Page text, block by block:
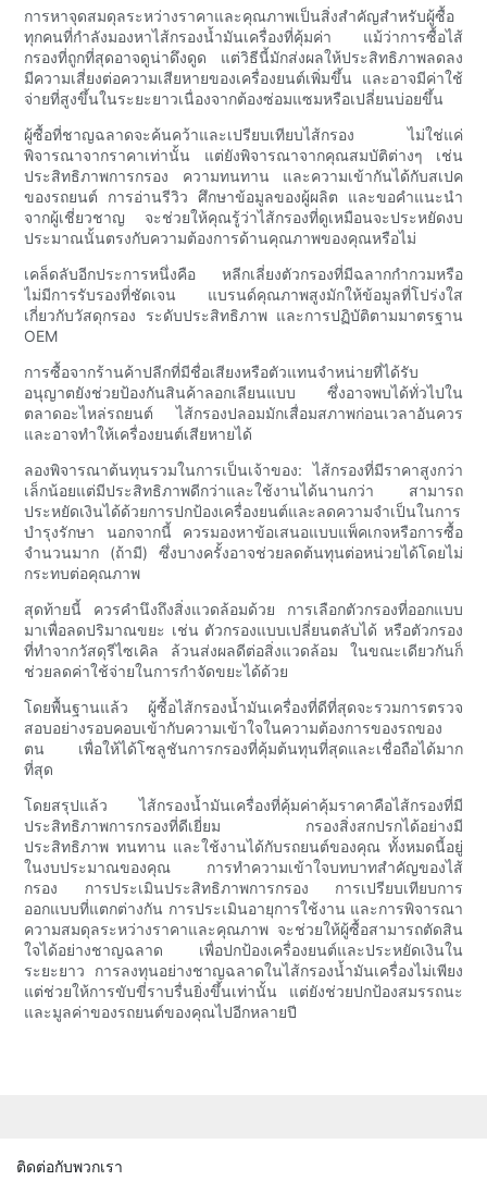
การหาจุดสมดุลระหว่างราคาและคุณภาพเป็นสิ่งสำคัญสำหรับผู้ซื้อ
ทุกคนที่กำลังมองหาไส้กรองน้ำมันเครื่องที่คุ้มค่า แม้ว่าการซื้อไส้
กรองที่ถูกที่สุดอาจดูน่าดึงดูด แต่วิธีนี้มักส่งผลให้ประสิทธิภาพลดลง
มีความเสี่ยงต่อความเสียหายของเครื่องยนต์เพิ่มขึ้น และอาจมีค่าใช้
จ่ายที่สูงขึ้นในระยะยาวเนื่องจากต้องซ่อมแซมหรือเปลี่ยนบ่อยขึ้น
ผู้ซื้อที่ชาญฉลาดจะค้นคว้าและเปรียบเทียบไส้กรอง ไม่ใช่แค่
พิจารณาจากราคาเท่านั้น แต่ยังพิจารณาจากคุณสมบัติต่างๆ เช่น
ประสิทธิภาพการกรอง ความทนทาน และความเข้ากันได้กับสเปค
ของรถยนต์ การอ่านรีวิว ศึกษาข้อมูลของผู้ผลิต และขอคำแนะนำ
จากผู้เชี่ยวชาญ จะช่วยให้คุณรู้ว่าไส้กรองที่ดูเหมือนจะประหยัดงบ
ประมาณนั้นตรงกับความต้องการด้านคุณภาพของคุณหรือไม่
เคล็ดลับอีกประการหนึ่งคือ หลีกเลี่ยงตัวกรองที่มีฉลากกำกวมหรือ
ไม่มีการรับรองที่ชัดเจน แบรนด์คุณภาพสูงมักให้ข้อมูลที่โปร่งใส
เกี่ยวกับวัสดุกรอง ระดับประสิทธิภาพ และการปฏิบัติตามมาตรฐาน
OEM
การซื้อจากร้านค้าปลีกที่มีชื่อเสียงหรือตัวแทนจำหน่ายที่ได้รับ
อนุญาตยังช่วยป้องกันสินค้าลอกเลียนแบบ ซึ่งอาจพบได้ทั่วไปใน
ตลาดอะไหล่รถยนต์ ไส้กรองปลอมมักเสื่อมสภาพก่อนเวลาอันควร
และอาจทำให้เครื่องยนต์เสียหายได้
ลองพิจารณาต้นทุนรวมในการเป็นเจ้าของ: ไส้กรองที่มีราคาสูงกว่า
เล็กน้อยแต่มีประสิทธิภาพดีกว่าและใช้งานได้นานกว่า สามารถ
ประหยัดเงินได้ด้วยการปกป้องเครื่องยนต์และลดความจำเป็นในการ
บำรุงรักษา นอกจากนี้ ควรมองหาข้อเสนอแบบแพ็คเกจหรือการซื้อ
จำนวนมาก (ถ้ามี) ซึ่งบางครั้งอาจช่วยลดต้นทุนต่อหน่วยได้โดยไม่
กระทบต่อคุณภาพ
สุดท้ายนี้ ควรคำนึงถึงสิ่งแวดล้อมด้วย การเลือกตัวกรองที่ออกแบบ
มาเพื่อลดปริมาณขยะ เช่น ตัวกรองแบบเปลี่ยนตลับได้ หรือตัวกรอง
ที่ทำจากวัสดุรีไซเคิล ล้วนส่งผลดีต่อสิ่งแวดล้อม ในขณะเดียวกันก็
ช่วยลดค่าใช้จ่ายในการกำจัดขยะได้ด้วย
โดยพื้นฐานแล้ว ผู้ซื้อไส้กรองน้ำมันเครื่องที่ดีที่สุดจะรวมการตรวจ
สอบอย่างรอบคอบเข้ากับความเข้าใจในความต้องการของรถของ
ตน เพื่อให้ได้โซลูชันการกรองที่คุ้มต้นทุนที่สุดและเชื่อถือได้มาก
ที่สุด
โดยสรุปแล้ว ไส้กรองน้ำมันเครื่องที่คุ้มค่าคุ้มราคาคือไส้กรองที่มี
ประสิทธิภาพการกรองที่ดีเยี่ยม กรองสิ่งสกปรกได้อย่างมี
ประสิทธิภาพ ทนทาน และใช้งานได้กับรถยนต์ของคุณ ทั้งหมดนี้อยู่
ในงบประมาณของคุณ การทำความเข้าใจบทบาทสำคัญของไส้
กรอง การประเมินประสิทธิภาพการกรอง การเปรียบเทียบการ
ออกแบบที่แตกต่างกัน การประเมินอายุการใช้งาน และการพิจารณา
ความสมดุลระหว่างราคาและคุณภาพ จะช่วยให้ผู้ซื้อสามารถตัดสิน
ใจได้อย่างชาญฉลาด เพื่อปกป้องเครื่องยนต์และประหยัดเงินใน
ระยะยาว การลงทุนอย่างชาญฉลาดในไส้กรองน้ำมันเครื่องไม่เพียง
แต่ช่วยให้การขับขี่ราบรื่นยิ่งขึ้นเท่านั้น แต่ยังช่วยปกป้องสมรรถนะ
และมูลค่าของรถยนต์ของคุณไปอีกหลายปี
ติดต่อกับพวกเรา